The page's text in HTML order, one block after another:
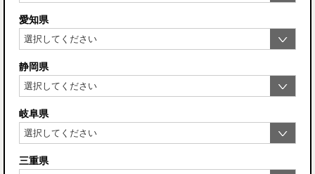
愛知県
静岡県
岐阜県
三重県